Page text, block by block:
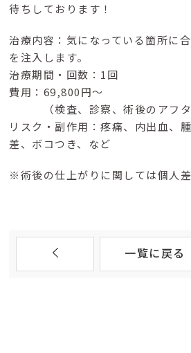
待ちしております！
治療内容：気になっている箇所に
を注入します。
治療期間・回数：1回
費用：69,800円〜
（検査、診察、術後のアフタ
リスク・副作用：疼痛、内出血、
差、ボコつき、など
※術後の仕上がりに関しては個人差
一覧に戻る